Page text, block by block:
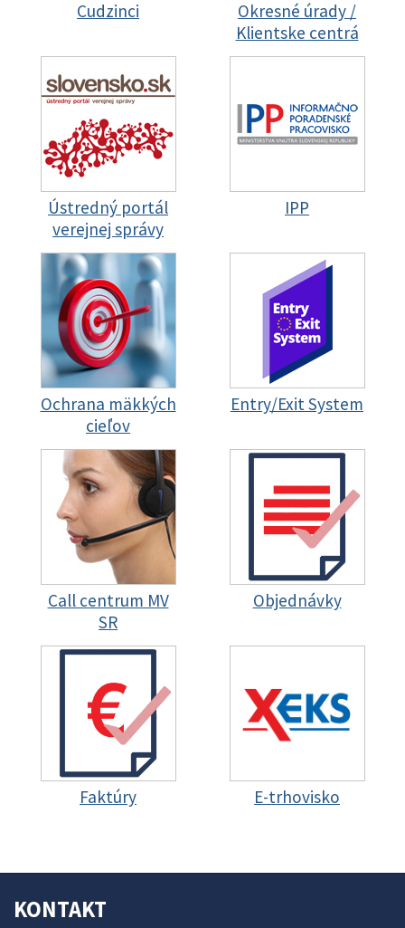
Cudzinci
Okresné úrady /
Klientske centrá
Ústredný portál
verejnej správy
IPP
Ochrana mäkkých
cieľov
Entry/Exit System
Call centrum MV
SR
Objednávky
Faktúry E-trhovisko
KONTAKT